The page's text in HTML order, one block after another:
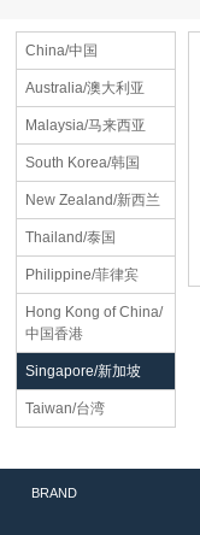
China/中国
Australia/澳大利亚
Malaysia/马来西亚
South Korea/韩国
New Zealand/新西兰
Thailand/泰国
Philippine/菲律宾
Hong Kong of China/
中国香港
Singapore/新加坡
Taiwan/台湾
BRAND